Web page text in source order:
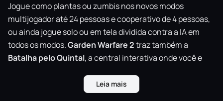
Jogue como plantas ou zumbis nos novos modos
multijogador até 24 pessoas e cooperativo de 4 pessoas,
ou ainda jogue solo ou em tela dividida contra a IA em
todos os modos.Garden Warfare 2traz também a
Batalha pelo Quintal, a central interativa onde você e
Leia mais